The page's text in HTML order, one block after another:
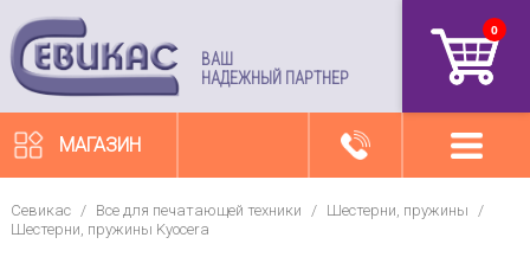
ВАШ
НАДЕЖНЫЙ ПАРТНЕР
0
МАГАЗИН
Севикас / Все для печатающей техники / Шестерни, пружины /
Шестерни, пружины Kyocera